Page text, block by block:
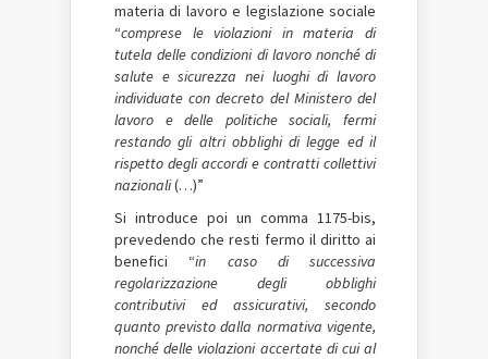
materia di lavoro e legislazione sociale
“comprese le violazioni in materia di
tutela delle condizioni di lavoro nonché di
salute e sicurezza nei luoghi di lavoro
individuate con decreto del Ministero del
lavoro e delle politiche sociali, fermi
restando gli altri obblighi di legge ed il
rispetto degli accordi e contratti collettivi
nazionali(…)”
Si introduce poi un comma 1175-bis,
prevedendo che resti fermo il diritto ai
benefici “in caso di successiva
regolarizzazione degli obblighi
contributivi ed assicurativi, secondo
quanto previsto dalla normativa vigente,
nonché delle violazioni accertate di cui al